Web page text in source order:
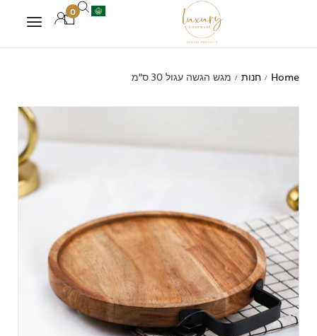
0
Home
/ חנות / מגש הגשה עגול 30 ס"מ